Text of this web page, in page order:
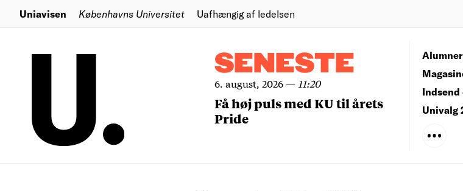
Uniavisen Københavns Universitet Uafhængig af ledelsen
SENESTE
6. august, 2026— 11:20
Få høj puls med KU til årets
Pride
Univalg